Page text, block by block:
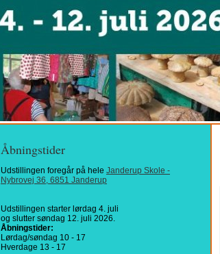
Åbningstider
Udstillingen foregår på hele Janderup Skole -
Nybrovej 36, 6851 Janderup
Udstillingen starter lørdag 4. juli
og slutter søndag 12. juli 2026.
Åbningstider:
Lørdag/søndag 10 - 17
Hverdage 13 - 17